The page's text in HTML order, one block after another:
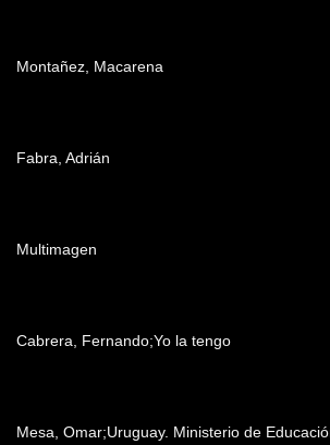
Montañez, Macarena
Fabra, Adrián
Multimagen
Cabrera, Fernando;Yo la tengo
Mesa, Omar;Uruguay. Ministerio de